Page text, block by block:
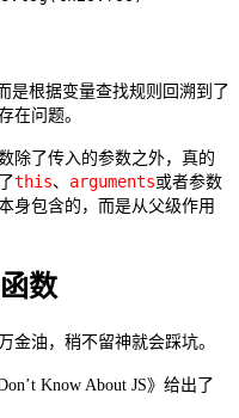
是根据变量查找规则回溯到了
在问题。
除了传入的参数之外，真的
this、 arguments或者参数
身包含的，而是从父级作用
数
金油，稍不留神就会踩坑。
Know About JS》给出了